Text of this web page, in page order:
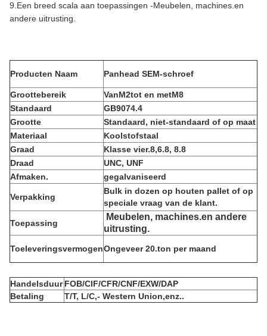
9. Een breed scala aan toepassingen -Meubelen, machines. en
andere uitrusting.
Producten Naam Panhead SEM-schroef
Groottebereik VanM2tot en metM8
Standaard
GB9074.4
Grootte
Standaard, niet-standaard of op maat
Materiaal
Koolstofstaal
Graad
Klasse vier.8,6.8, 8.8
Draad
UNC, UNF
Afmaken.
gegalvaniseerd
Verpakking
Bulk in dozen op houten pallet of op
speciale vraag van de klant.
Toepassing
Meubelen, machines.en andere
uitrusting.
ToeleveringsvermogenOngeveer 20.ton per maand
Handelsduur FOB/CIF/CFR/CNF/EXW/DAP
Betaling
T/T, L/C,- Western Union,enz..